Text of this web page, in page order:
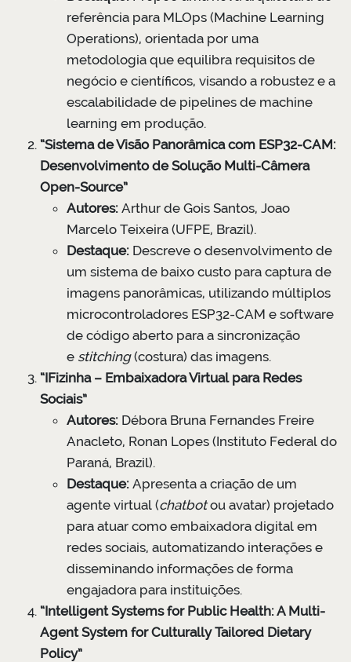
referência para MLOps (Machine Learning
Operations), orientada por uma
metodologia que equilibra requisitos de
negócio e científicos, visando a robustez e a
escalabilidade de pipelines de machine
learning em produção.
“Sistema de Visão Panorâmica com ESP32-CAM:
Desenvolvimento de Solução Multi-Câmera
Open-Source”
Autores: Arthur de Gois Santos, Joao
Marcelo Teixeira (UFPE, Brazil).
Destaque: Descreve o desenvolvimento de
um sistema de baixo custo para captura de
imagens panorâmicas, utilizando múltiplos
microcontroladores ESP32-CAM e software
de código aberto para a sincronização
e stitching(costura) das imagens.
“IFizinha – Embaixadora Virtual para Redes
Sociais”
Autores: Débora Bruna Fernandes Freire
Anacleto, Ronan Lopes (Instituto Federal do
Paraná, Brazil).
Destaque: Apresenta a criação de um
agente virtual (chatbotou avatar) projetado
para atuar como embaixadora digital em
redes sociais, automatizando interações e
disseminando informações de forma
engajadora para instituições.
“Intelligent Systems for Public Health: A Multi-
Agent System for Culturally Tailored Dietary
Policy”